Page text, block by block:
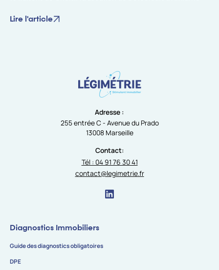
Lire l'article
Adresse :
255 entrée C - Avenue du Prado
13008 Marseille
Contact:
Tél : 04 91 76 30 41
contact@legimetrie.fr
Diagnostics Immobiliers
Guide des diagnostics obligatoires
DPE